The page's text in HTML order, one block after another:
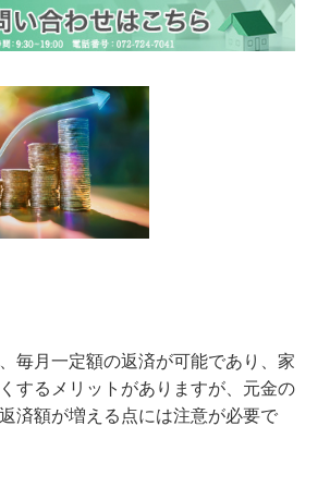
毎月一定額の返済が可能であり、家
するメリットがありますが、元金の
済額が増える点には注意が必要で